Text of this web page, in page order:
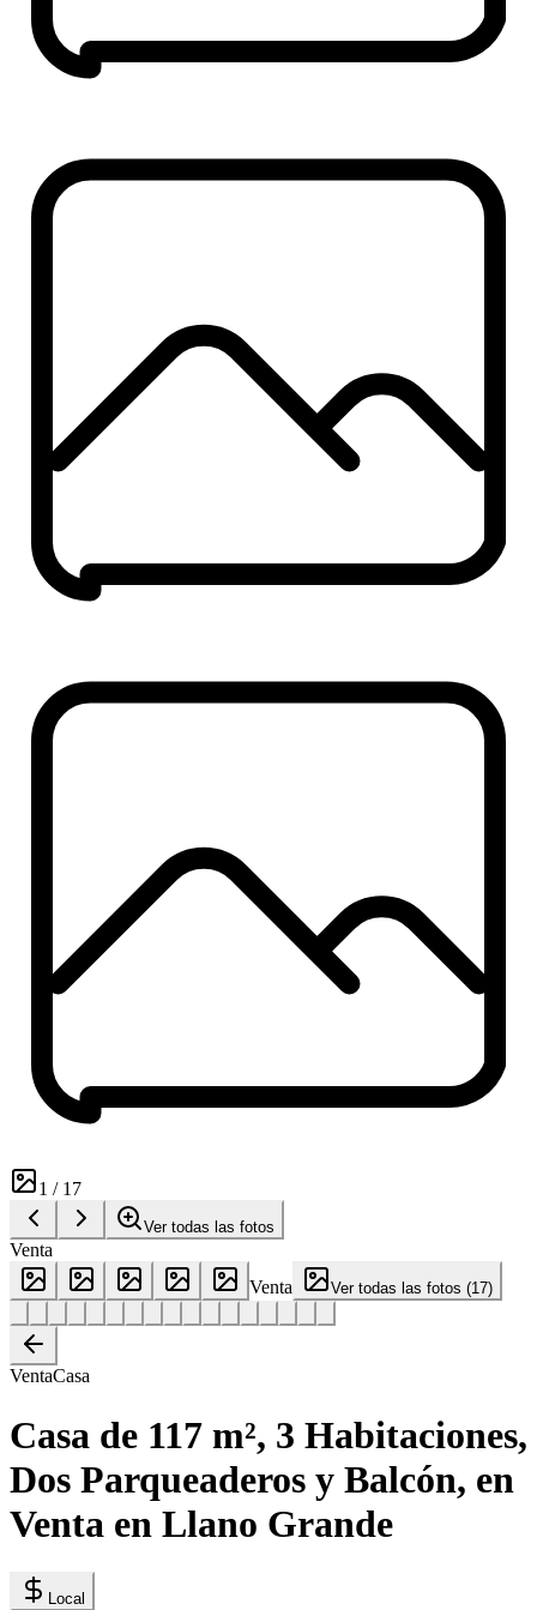
1 / 17
Ver todas las fotos
Venta
Venta
Ver todas las fotos (17)
VentaCasa
Casa de 117 m², 3 Habitaciones,
Dos Parqueaderos y Balcón, en
Venta en Llano Grande
Local